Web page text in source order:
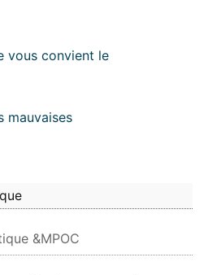
vous convient le
mauvaises
&MPOC